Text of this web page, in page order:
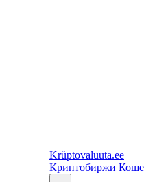
Krüptovaluuta.ee
Криптобиржи